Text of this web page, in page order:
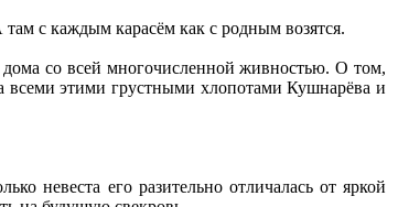
с каждым карасём как с родным возятся.
со всей многочисленной живностью. О том,
всеми этими грустными хлопотами Кушнарёва и
невеста его разительно отличалась от яркой